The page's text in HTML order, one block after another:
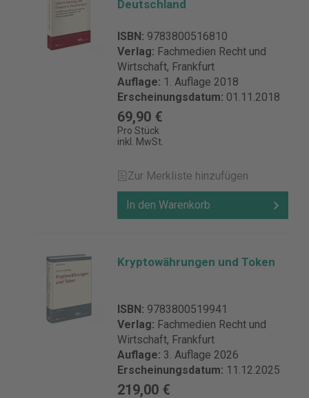
Deutschland
ISBN: 9783800516810
Verlag: Fachmedien Recht und
Wirtschaft, Frankfurt
Auflage: 1. Auflage 2018
Erscheinungsdatum: 01.11.2018
69,90 €
Pro Stück
inkl. MwSt.
Zur Merkliste hinzufügen
In den Warenkorb
Kryptowährungen und Token
ISBN: 9783800519941
Verlag: Fachmedien Recht und
Wirtschaft, Frankfurt
Auflage: 3. Auflage 2026
Erscheinungsdatum: 11.12.2025
219,00 €